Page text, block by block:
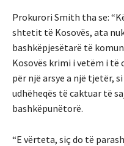
Prokurori Smith tha se:
shtetit të Kosovës, ata
bashkëpjesëtarë të
Kosovës krimi i vetëm i të
për një arsye a një tjetër,
udhëheqës të caktuar të
bashkëpunëtorë.
“E vërteta, siç do të